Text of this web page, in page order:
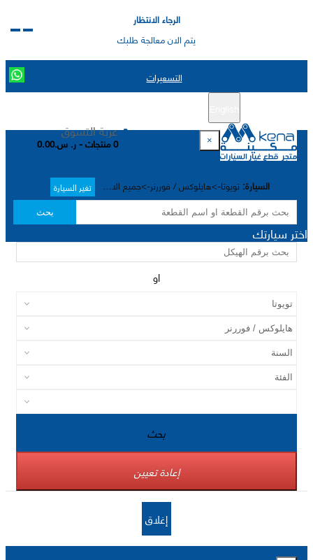
الرجاء الانتظار
يتم الان معالجة طلبك
التسعيرات
عربة التسوق
0 منتجات - ر. س.0.00
السيارة: تويوتا->هايلوکس / فوررنر->جميع الاختيارات-> تغير السيارة
بحث
×
اختر سيارتك
او
بحث
إعادة تعيين
إغلاق